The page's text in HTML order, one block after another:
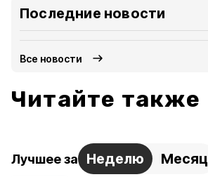
Последние новости
Все новости
Читайте также
Лучшее за Неделю Месяц